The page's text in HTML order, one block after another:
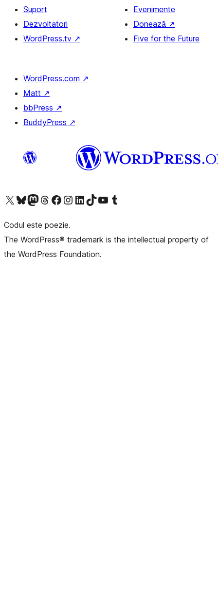
Suport
Dezvoltatori
WordPress.tv ↗
Evenimente
Donează ↗
Five for the Future
WordPress.com ↗
Matt ↗
bbPress ↗
BuddyPress ↗
Mergi la contul nostru X (fost Twitter)
Vizitează contul nostru Bluesky
Vizitează contul nostru Mastodon
Vizitează contul nostru Threads
Vizitează pagina noastră Facebook
Vizitează-ne pe Instagram
Vizitează-ne pe LinkedIn
Vizitează contul nostru TikTok
Vizitează canalul nostru YouTube
Vizitează contul nostru Tumblr
Codul este poezie.
The WordPress® trademark is the intellectual property of
the WordPress Foundation.